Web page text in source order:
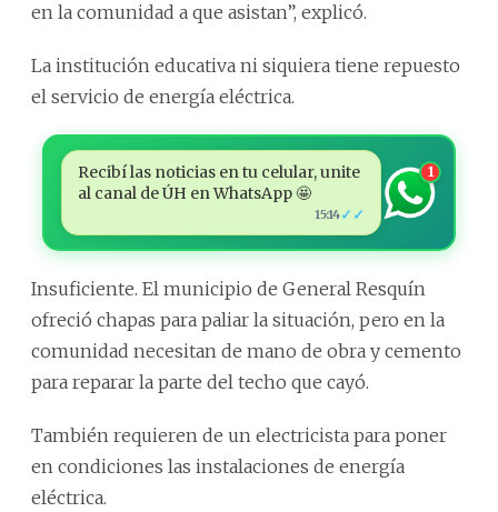
en la comunidad a que asistan”, explicó.
La institución educativa ni siquiera tiene repuesto
el servicio de energía eléctrica.
Recibí las noticias en tu celular, unite
al canal de ÚH en WhatsApp 🤩
15:14✓✓
1
Insuficiente. El municipio de General Resquín
ofreció chapas para paliar la situación, pero en la
comunidad necesitan de mano de obra y cemento
para reparar la parte del techo que cayó.
También requieren de un electricista para poner
en condiciones las instalaciones de energía
eléctrica.